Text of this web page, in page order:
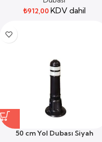
₺912,00 KDV dahil
50 cm Yol Dubası Siyah